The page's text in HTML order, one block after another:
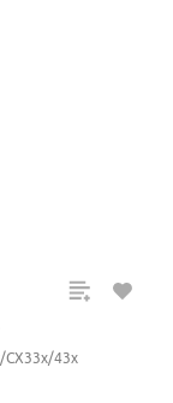
CX33x/43x